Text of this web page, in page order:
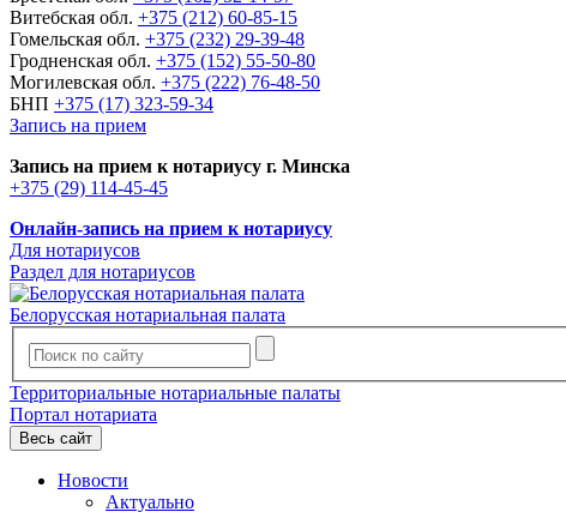
Витебская обл. +375 (212) 60-85-15
Гомельская обл. +375 (232) 29-39-48
Гродненская обл. +375 (152) 55-50-80
Могилевская обл. +375 (222) 76-48-50
БНП +375 (17) 323-59-34
Запись на прием
Запись на прием к нотариусу г. Минска
+375 (29) 114-45-45
Онлайн-запись на прием к нотариусу
Для нотариусов
Раздел для нотариусов
Белорусская нотариальная палата
Территориальные нотариальные палаты
Портал нотариата
Весь сайт
Новости
Актуально